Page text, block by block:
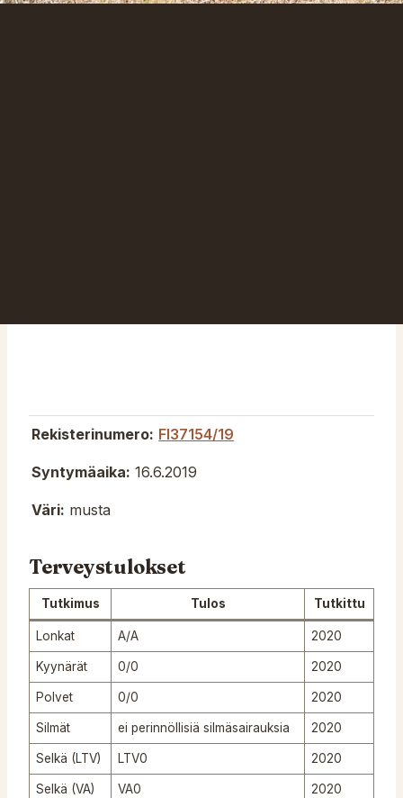
Rekisterinumero: FI37154/19
Syntymäaika: 16.6.2019
Väri: musta
Terveystulokset
Tutkimus Tulos Tutkittu
Lonkat A/A 2020
Kyynärät 0/0 2020
Polvet 0/0 2020
Silmät ei perinnöllisiä silmäsairauksia 2020
Selkä (LTV) LTV0 2020
Selkä (VA) VA0 2020